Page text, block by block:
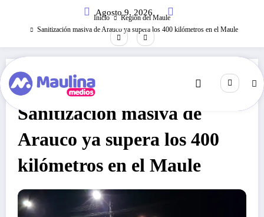
Agosto 9, 2026
Inicio
Región del Maule
Sanitización masiva de Arauco ya supera los 400 kilómetros en el Maule
Región Del Maule
Sanitización masiva de
Arauco ya supera los 400
kilómetros en el Maule